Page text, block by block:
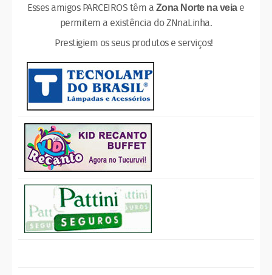
Esses amigos PARCEIROS têm a Zona Norte na veiae
permitem a existência do ZNnaLinha.
Prestigiem os seus produtos e serviços!